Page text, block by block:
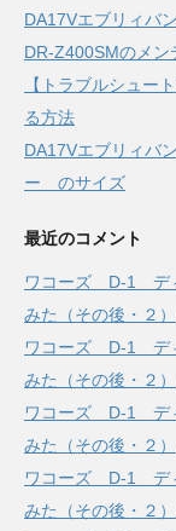
DA17Vエブリィバ
DR-Z400SMのメン
【トラブルシュー
る方法
DA17Vエブリィバ
ー のサイズ
最近のコメント
ワコーズ D-1 デ
みた（その後・２）
ワコーズ D-1 デ
みた（その後・２）
ワコーズ D-1 デ
みた（その後・２）
ワコーズ D-1 デ
みた（その後・２）